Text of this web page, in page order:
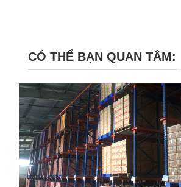
CÓ THỂ BẠN QUAN TÂM: